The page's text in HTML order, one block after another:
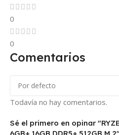
0
0
Comentarios
Todavía no hay comentarios.
Sé el primero en opinar